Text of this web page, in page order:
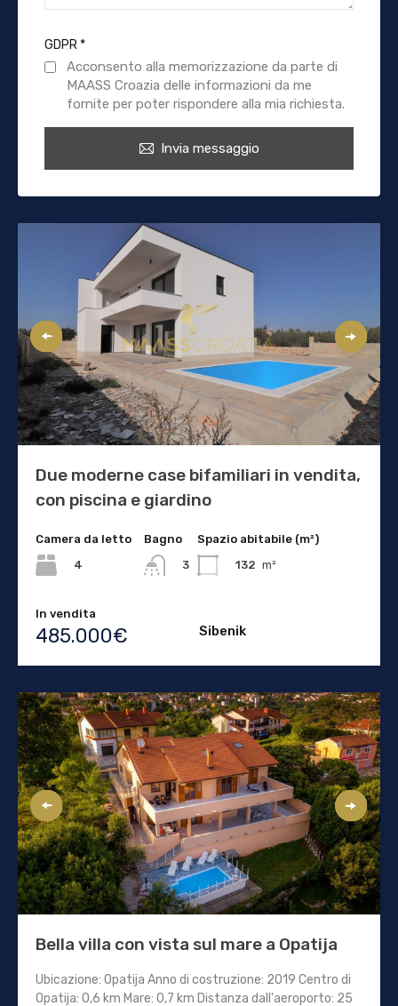
GDPR*
Acconsento alla memorizzazione da parte di
MAASS Croazia delle informazioni da me
fornite per poter rispondere alla mia richiesta.
Invia messaggio
Due moderne case bifamiliari in vendita,
con piscina e giardino
Camera da letto
4
Bagno
3
Spazio abitabile (m²)
132 m²
In vendita
485.000€ Sibenik
Bella villa con vista sul mare a Opatija
Ubicazione: Opatija Anno di costruzione: 2019 Centro di
Opatija: 0,6 km Mare: 0,7 km Distanza dall'aeroporto: 25